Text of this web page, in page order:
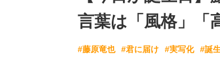
言葉は「風格」「
#藤原竜也 #君に届け #実写化 #誕